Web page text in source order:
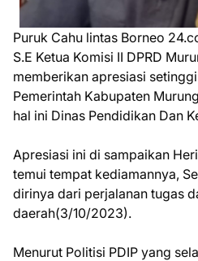
Puruk Cahu lintas Borneo
S.E Ketua Komisi II DPRD
memberikan apresiasi
Pemerintah Kabupaten
hal ini Dinas Pendidikan Dan
Apresiasi ini di sampaikan
temui tempat kediamannya,
dirinya dari perjalanan tugas
daerah(3/10/2023).
Menurut Politisi PDIP yang